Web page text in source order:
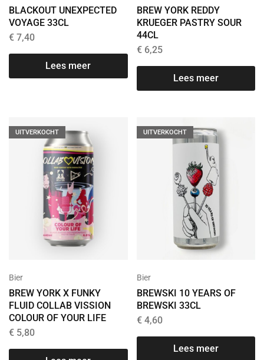
BLACKOUT UNEXPECTED
VOYAGE 33CL
€ 7,40
Lees meer
BREW YORK REDDY
KRUEGER PASTRY SOUR
44CL
€6,25
Lees meer
UITVERKOCHT
Bier
BREW YORK X FUNKY
FLUID COLLAB VISSION
COLOUR OF YOUR LIFE
€ 5,80
UITVERKOCHT
Bier
BREWSKI 10 YEARS OF
BREWSKI 33CL
€4,60
Lees meer